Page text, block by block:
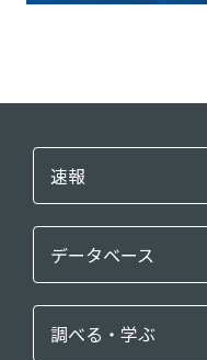
速報
データベース
調べる・学ぶ